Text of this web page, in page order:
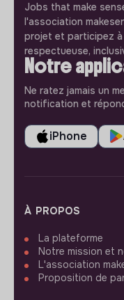
Jobs that make
l'association
projet et participez
respectueuse,
Notre
Ne ratez jamais un
notification et
iPhone
À PROPOS
La plateforme
Notre mission et
L'association
Proposition de